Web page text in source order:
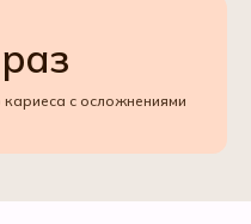
с осложнениями